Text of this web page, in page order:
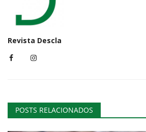
Revista Descla
POSTS RELACIONADOS